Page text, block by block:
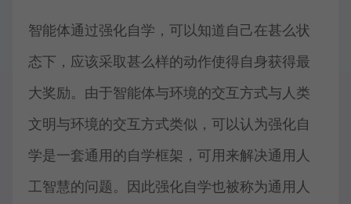
智能体通过强化自学，可以知道自己在甚么状
态下，应该采取甚么样的动作使得自身获得最
大奖励。由于智能体与环境的交互方式与人类
文明与环境的交互方式类似，可以认为强化自
学是一套通用的自学框架，可用来解决通用人
工智慧的问题。因此强化自学也被称为通用人